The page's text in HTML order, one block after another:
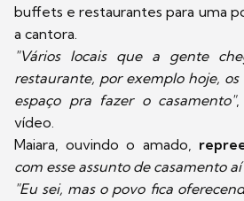
buffets e restaurantes para uma
a cantora.
"Vários locais que a gente
restaurante, por exemplo hoje,
espaço pra fazer o casamento",
vídeo.
Maiara, ouvindo o amado,
com esse assunto de casamento
"Eu sei, mas o povo fica